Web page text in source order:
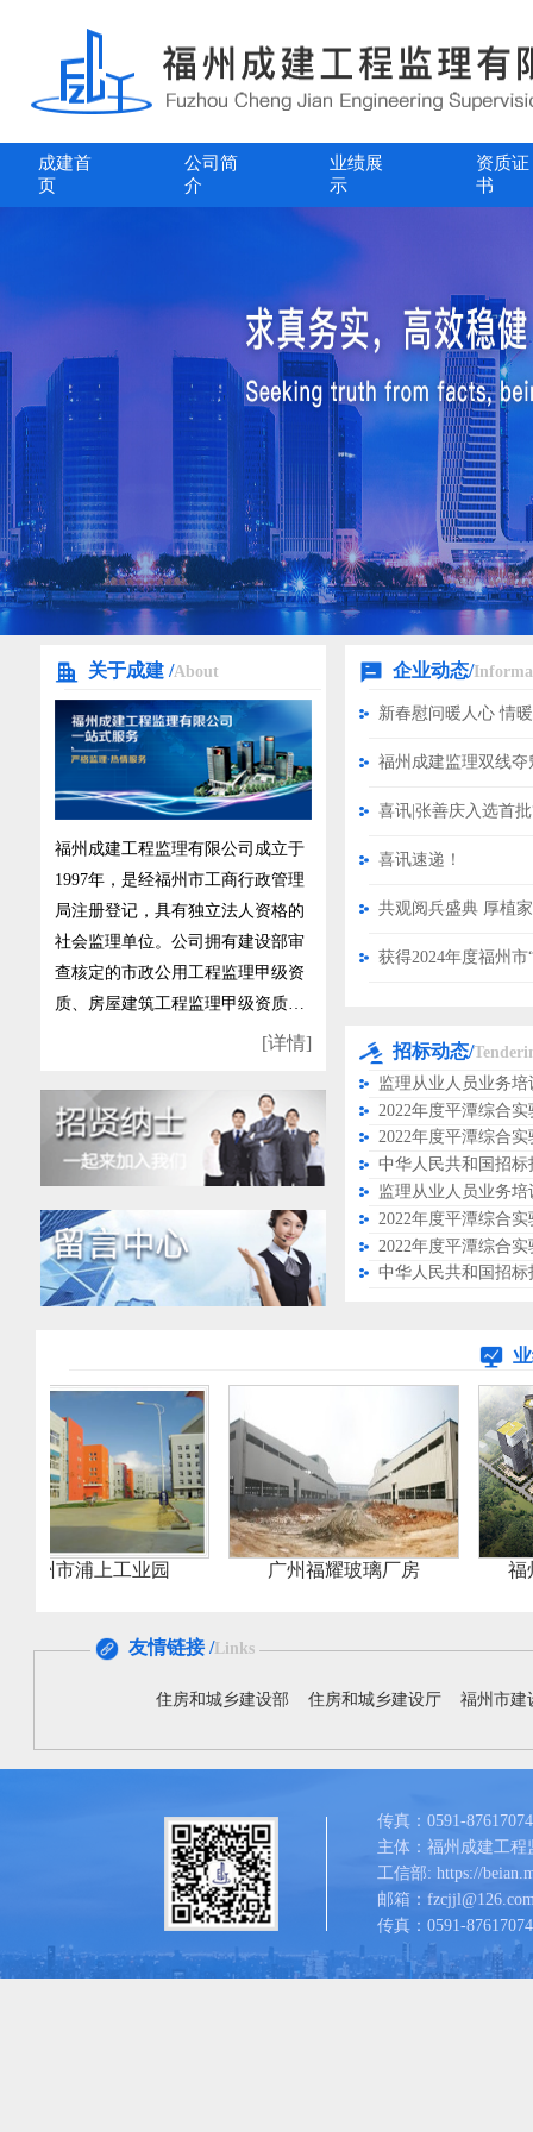
成建首
页
公司简
介
业绩展
示
资质证
书
关于成建 /About
福州成建工程监理有限公司成立于
1997年，是经福州市工商行政管理
局注册登记，具有独立法人资格的
社会监理单位。公司拥有建设部审
查核定的市政公用工程监理甲级资
质、房屋建筑工程监理甲级资质、
机电安装监理乙级、电力工程乙
标代理乙级资质，以及经人民防空
部门核定的人民防空工程监理甲级
资质、项目代建资质、水利部水利
工程施工监理乙级、交通运输部公
路工程监理丙级，政府采购代理；
是福建省建设厅颁发的项目管理资
质单位，中国建设监理协会理事单
常务理事单位、福州监理协会副秘
书长、福建省建设法制协会常务理
事。
[详情]
企业动态/
新春慰问暖人心 情
喜讯速递！
共观阅兵盛典 厚植
招标动态/
监理从业人员业务培
监理从业人员业务培
浦上工业园 广州福耀玻璃厂房 福州软
友情链接 /Links
住房和城乡建设部 住房和城乡建设厅 福州市建
传真：0591-87617074
主体：福州成建工程
工信部: https://
邮箱：
传真：0591-87617074